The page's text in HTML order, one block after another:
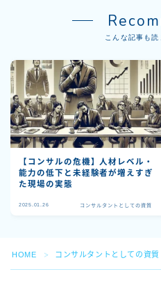
こんな記事も
【コンサルの危機】人材レベル・
能力の低下と未経験者が増えすぎ
た現場の実態
2025.01.26 コンサルタントとしての資質
HOME ＞ コンサルタントとしての資質